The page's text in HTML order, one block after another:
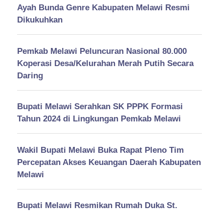
Ayah Bunda Genre Kabupaten Melawi Resmi
Dikukuhkan
Pemkab Melawi Peluncuran Nasional 80.000
Koperasi Desa/Kelurahan Merah Putih Secara
Daring
Bupati Melawi Serahkan SK PPPK Formasi
Tahun 2024 di Lingkungan Pemkab Melawi
Wakil Bupati Melawi Buka Rapat Pleno Tim
Percepatan Akses Keuangan Daerah Kabupaten
Melawi
Bupati Melawi Resmikan Rumah Duka St.